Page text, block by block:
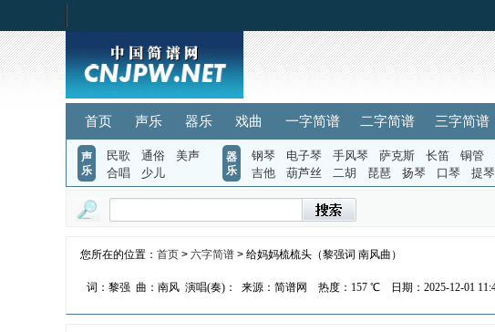
首页 声乐 器乐 戏曲 一字简谱 二字简谱 三字简谱
声
乐
民歌 通俗
美声
合唱
少儿
器
乐
钢琴 电子琴 手风琴 萨克斯 长笛 铜管
吉他
葫芦丝 二胡 琵琶 扬琴 口琴 提琴
您所在的位置： 首页 > 六字简谱 > 给妈妈梳梳头（黎强词 南风曲）
词：黎强 曲：南风 演唱(奏)： 来源：简谱网 热度： 157 ℃ 日期：2025-12-01